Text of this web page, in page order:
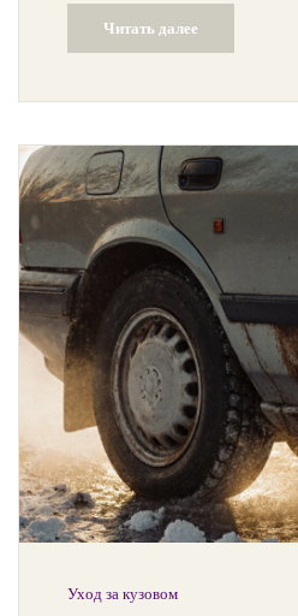
Читать далее
Уход за кузовом